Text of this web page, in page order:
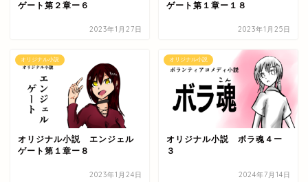
ゲート第２章ー６
2023年1月27日
ゲート第１章ー１８
2023年1月25日
オリジナル小説
オリジナル小説 エンジェル
ゲート第１章ー８
2023年1月24日
オリジナル小説
オリジナル小説 ボラ魂４ー
３
2024年7月14日